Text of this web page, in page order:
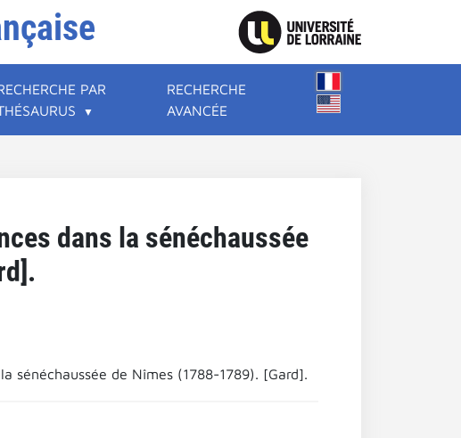
PAR
RECHERCHE
AVANCÉE
dans la sénéchaussée
sénéchaussée de Nîmes (1788-1789). [Gard].